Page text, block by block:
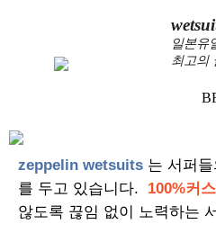
일본유
최고의
zeppelin wetsuits 는 서퍼
를 두고 있습니다. 100%커
않도록 끊임 없이 노력하는